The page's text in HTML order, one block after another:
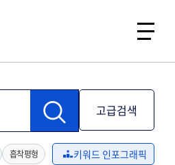
고급검색
흡착평형 키워드 인포그래픽